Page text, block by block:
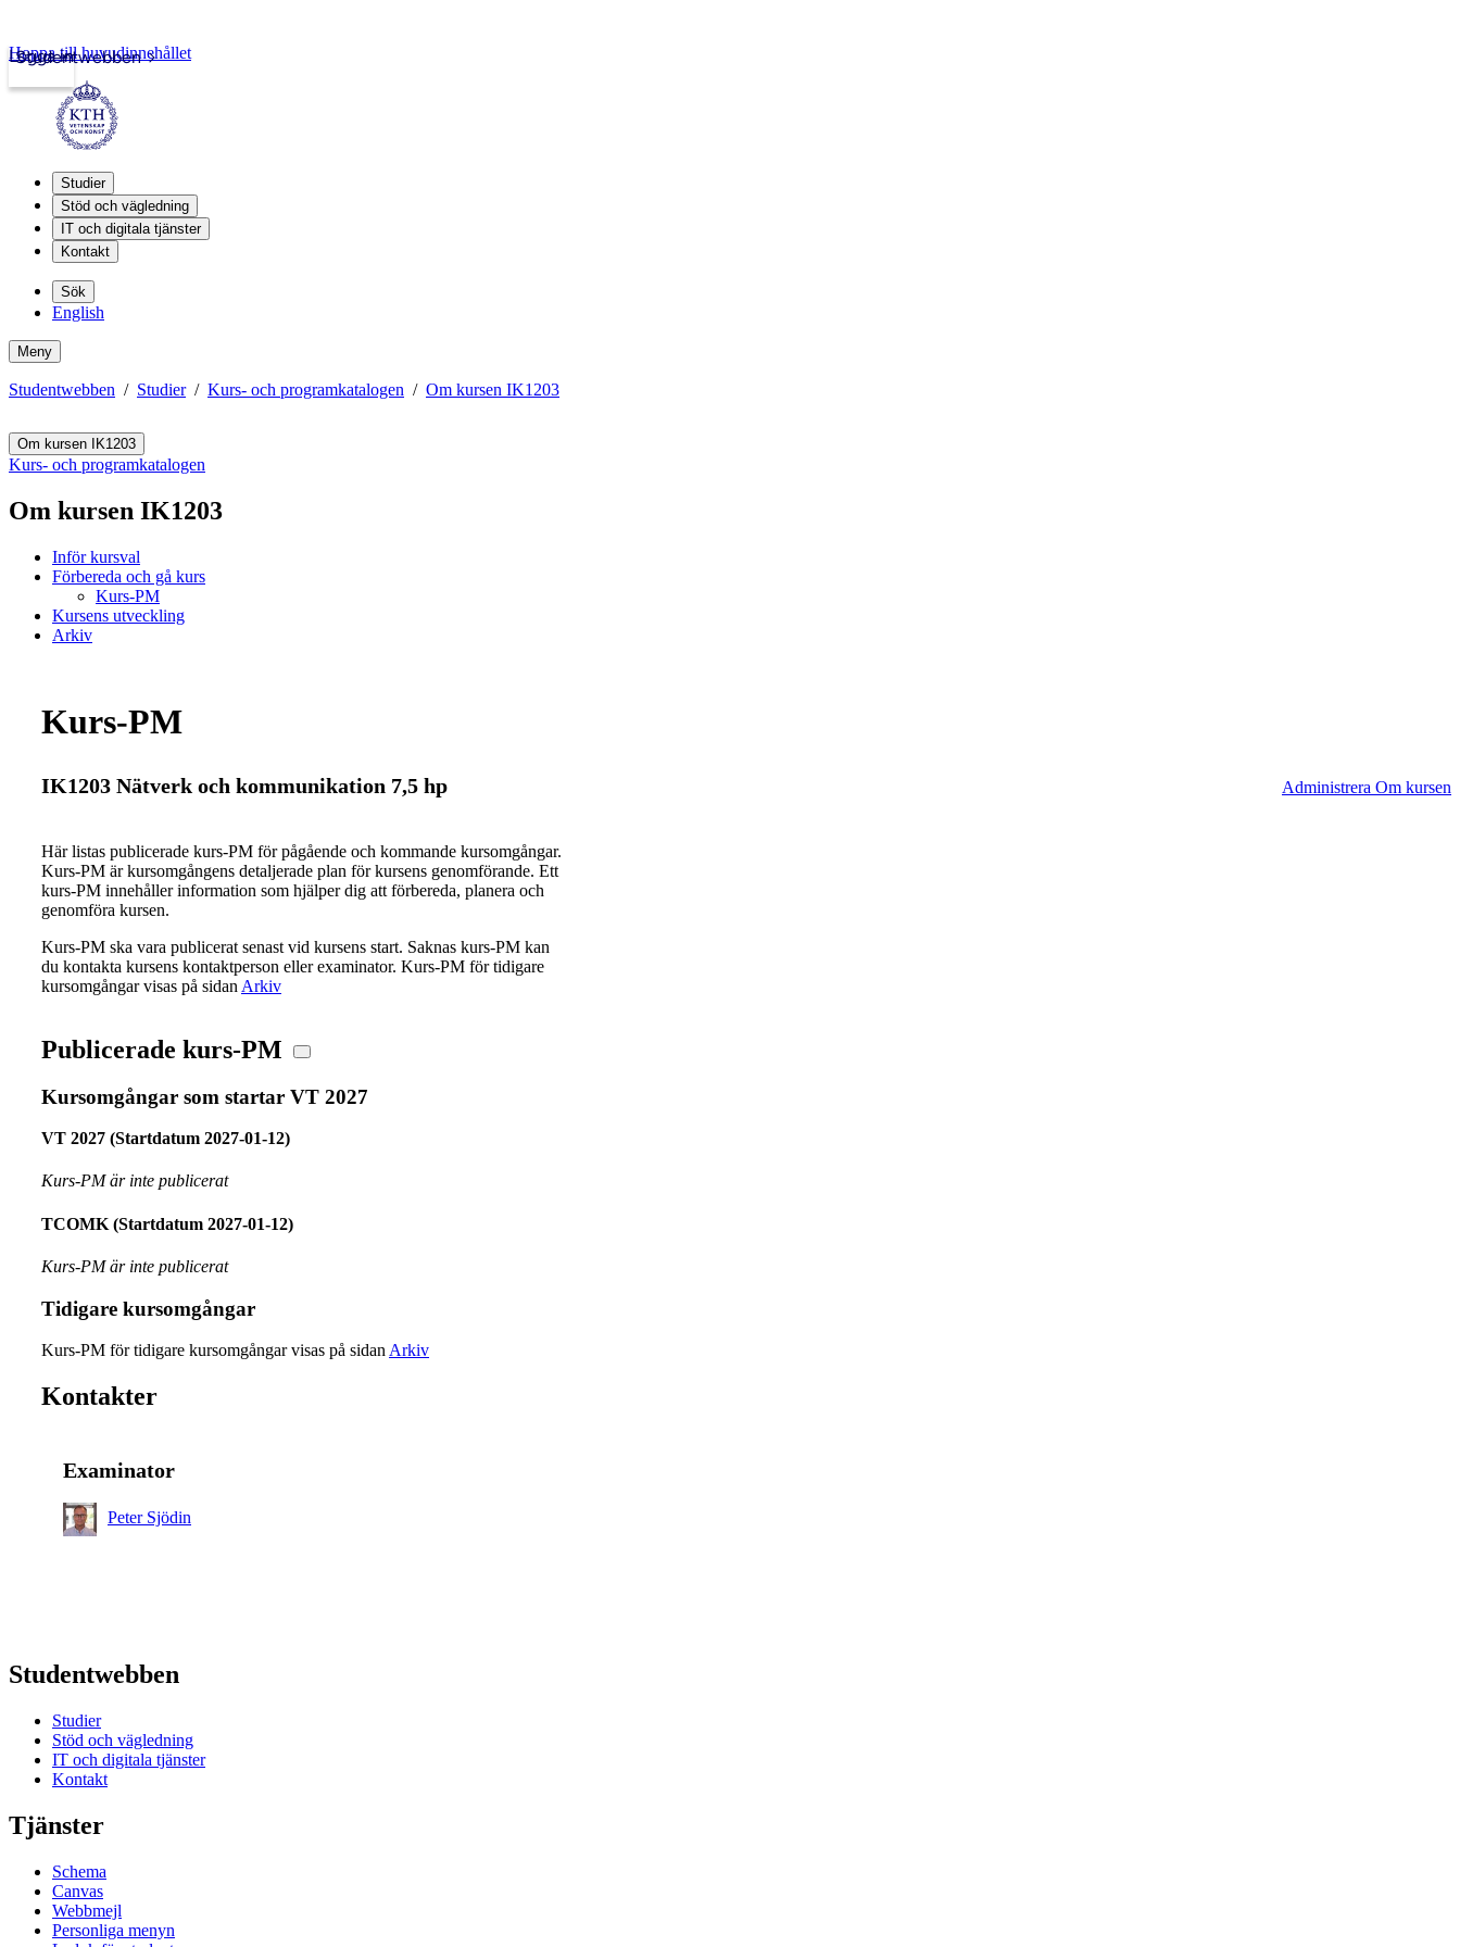
Studentwebben
Logga in
Hoppa till huvudinnehållet
Studier
Stöd och vägledning
IT och digitala tjänster
Kontakt
Sök
English
Meny
Studentwebben Studier Kurs- och programkatalogen Om kursen IK1203
Om kursen IK1203
Kurs- och programkatalogen
Om kursen IK1203
Inför kursval
Förbereda och gå kurs
Kurs-PM
Kursens utveckling
Arkiv
Kurs-PM
IK1203 Nätverk och kommunikation 7,5 hp Administrera Om kursen
Här listas publicerade kurs-PM för pågående och kommande kursomgångar.
Kurs-PM är kursomgångens detaljerade plan för kursens genomförande. Ett
kurs-PM innehåller information som hjälper dig att förbereda, planera och
genomföra kursen.
Kurs-PM ska vara publicerat senast vid kursens start. Saknas kurs-PM kan
du kontakta kursens kontaktperson eller examinator. Kurs-PM för tidigare
kursomgångar visas på sidan Arkiv
Publicerade kurs-PM
Kursomgångar som startar VT 2027
VT 2027 (Startdatum 2027-01-12)
Kurs-PM är inte publicerat
TCOMK (Startdatum 2027-01-12)
Kurs-PM är inte publicerat
Tidigare kursomgångar
Kurs-PM för tidigare kursomgångar visas på sidanArkiv
Kontakter
Examinator
Peter Sjödin
Studentwebben
Studier
Stöd och vägledning
IT och digitala tjänster
Kontakt
Tjänster
Schema
Canvas
Webbmejl
Personliga menyn